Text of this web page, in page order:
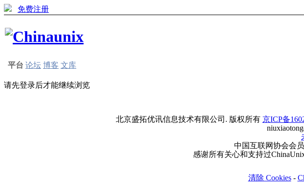
免费注册
平台 论坛 博客 文库
请先登录后才能继续浏览
北京盛拓优讯信息技术有限公司. 版权所有 京ICP备
中国互联网协会会员
感谢所有关心和支持过
清除 Cookies-